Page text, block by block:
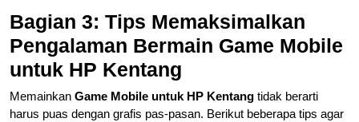
Bagian 3: Tips Memaksimalkan
Pengalaman Bermain Game Mobile
untuk HP Kentang
Memainkan Game Mobile untuk HP Kentang tidak berarti
harus puas dengan grafis pas-pasan. Berikut beberapa tips agar